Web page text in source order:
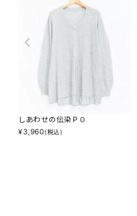
しあわせの伝染ＰＯ
¥3,960(税込)